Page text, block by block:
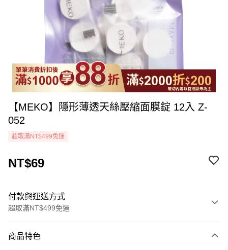
【MEKO】隱形薄透天絲壓縮面膜錠 12入 Z-
052
超取滿NT$499免運
NT$69
付款與運送方式
超取滿NT$499免運
icash Pay
商品特色